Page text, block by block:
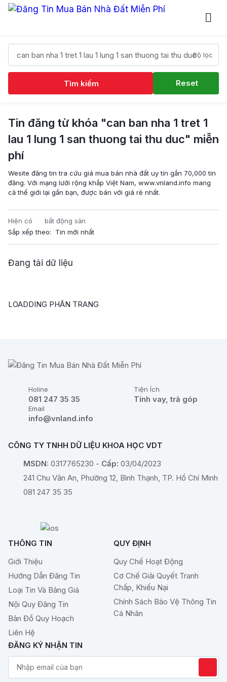
Bộ lọc
Tìm kiếm Reset
Tin đăng từ khóa "can ban nha 1 tret 1
lau 1 lung 1 san thuong tai thu duc" miễn
phí
Wesite đăng tin tra cứu giá mua bán nhà đất uy tín gần 70,000 tin
đăng. Với mạng lưới rộng khắp Việt Nam, www.vnland.info mang
cả thế giới lại gần bạn, được bán với giá rẻ nhất.
Hiện có
bất động sản
Sắp xếp theo:
Đang tải dữ liệu
LOADDING PHÂN TRANG
Holine
081 247 35 35
Tiện Ích
Tính vay, trả góp
Email
info@vnland.info
CÔNG TY TNHH DỮ LIỆU KHOA HỌC VDT
MSDN: 0317765230 - Cấp: 03/04/2023
241 Chu Văn An, Phường 12, Bình Thạnh, TP. Hồ Chí Minh
081 247 35 35
THÔNG TIN
Giới Thiệu
Hướng Dẫn Đăng Tin
Loại Tin Và Bảng Giá
Nội Quy Đăng Tin
Bản Đồ Quy Hoạch
Liên Hệ
QUY ĐỊNH
Quy Chế Hoạt Động
Cơ Chế Giải Quyết Tranh
Chấp, Khiếu Nại
Chính Sách Bảo Vệ Thông Tin
Cá Nhân
ĐĂNG KÝ NHẬN TIN